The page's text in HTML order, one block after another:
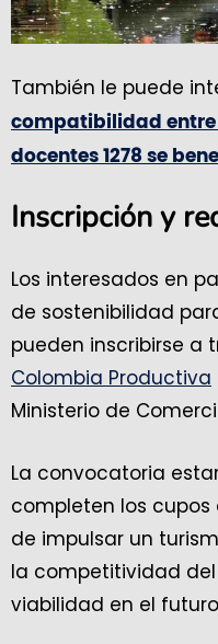
También le puede
compatibilidad entre
docentes 1278 se
Inscripción y
Los interesados en
de sostenibilidad
pueden inscribirse a
Colombia Productiva
Ministerio de
La convocatoria
completen los cupos
de impulsar un
la competitividad
viabilidad en el